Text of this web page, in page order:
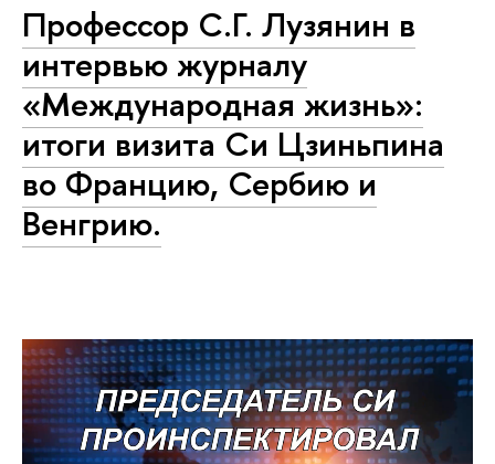
Профессор С.Г. Лузянин в
интервью журналу
«Международная жизнь»:
итоги визита Си Цзиньпина
во Францию, Сербию и
Венгрию.